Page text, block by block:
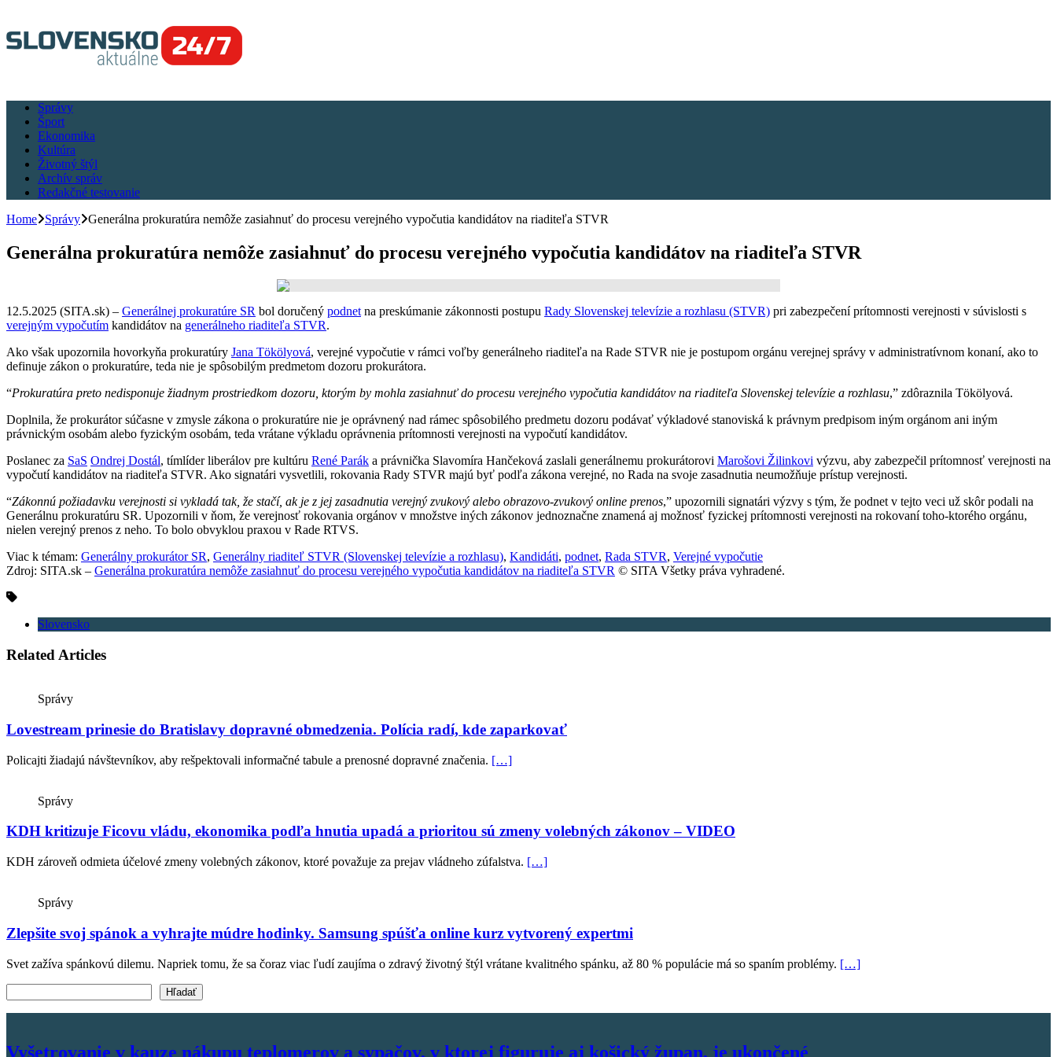
Správy
Šport
Ekonomika
Kultúra
Životný štýl
Archív správ
Redakčné testovanie
Home
Správy Generálna prokuratúra nemôže zasiahnuť do procesu verejného vypočutia kandidátov na riaditeľa STVR
Generálna prokuratúra nemôže zasiahnuť do procesu verejného vypočutia kandidátov na riaditeľa STVR
12.5.2025 (SITA.sk) – Generálnej prokuratúre SR bol doručený podnet na preskúmanie zákonnosti postupu Rady Slovenskej televízie a rozhlasu (STVR) pri zabezpečení prítomnosti verejnosti v súvislosti s
verejným vypočutím kandidátov na generálneho riaditeľa STVR.
Ako však upozornila hovorkyňa prokuratúry Jana Tökölyová, verejné vypočutie v rámci voľby generálneho riaditeľa na Rade STVR nie je postupom orgánu verejnej správy v administratívnom konaní, ako to
definuje zákon o prokuratúre, teda nie je spôsobilým predmetom dozoru prokurátora.
“Prokuratúra preto nedisponuje žiadnym prostriedkom dozoru, ktorým by mohla zasiahnuť do procesu verejného vypočutia kandidátov na riaditeľa Slovenskej televízie a rozhlasu,” zdôraznila Tökölyová.
Doplnila, že prokurátor súčasne v zmysle zákona o prokuratúre nie je oprávnený nad rámec spôsobilého predmetu dozoru podávať výkladové stanoviská k právnym predpisom iným orgánom ani iným
právnickým osobám alebo fyzickým osobám, teda vrátane výkladu oprávnenia prítomnosti verejnosti na vypočutí kandidátov.
Poslanec za SaS Ondrej Dostál, tímlíder liberálov pre kultúru René Parák a právnička Slavomíra Hančeková zaslali generálnemu prokurátorovi Marošovi Žilinkovi výzvu, aby zabezpečil prítomnosť verejnosti na
vypočutí kandidátov na riaditeľa STVR. Ako signatári vysvetlili, rokovania Rady STVR majú byť podľa zákona verejné, no Rada na svoje zasadnutia neumožňuje prístup verejnosti.
“Zákonnú požiadavku verejnosti si vykladá tak, že stačí, ak je z jej zasadnutia verejný zvukový alebo obrazovo-zvukový online prenos,” upozornili signatári výzvy s tým, že podnet v tejto veci už skôr podali na
Generálnu prokuratúru SR. Upozornili v ňom, že verejnosť rokovania orgánov v množstve iných zákonov jednoznačne znamená aj možnosť fyzickej prítomnosti verejnosti na rokovaní toho-ktorého orgánu,
nielen verejný prenos z neho. To bolo obvyklou praxou v Rade RTVS.
Viac k témam: Generálny prokurátor SR, Generálny riaditeľ STVR (Slovenskej televízie a rozhlasu), Kandidáti, podnet, Rada STVR, Verejné vypočutie
Zdroj: SITA.sk – Generálna prokuratúra nemôže zasiahnuť do procesu verejného vypočutia kandidátov na riaditeľa STVR © SITA Všetky práva vyhradené.
Slovensko
Related Articles
Správy
Lovestream prinesie do Bratislavy dopravné obmedzenia. Polícia radí, kde zaparkovať
Policajti žiadajú návštevníkov, aby rešpektovali informačné tabule a prenosné dopravné značenia. […]
Správy
KDH kritizuje Ficovu vládu, ekonomika podľa hnutia upadá a prioritou sú zmeny volebných zákonov – VIDEO
KDH zároveň odmieta účelové zmeny volebných zákonov, ktoré považuje za prejav vládneho zúfalstva. […]
Správy
Zlepšite svoj spánok a vyhrajte múdre hodinky. Samsung spúšťa online kurz vytvorený expertmi
Svet zažíva spánkovú dilemu. Napriek tomu, že sa čoraz viac ľudí zaujíma o zdravý životný štýl vrátane kvalitného spánku, až 80 % populácie má so spaním problémy. […]
Hľadať
Vyšetrovanie v kauze nákupu teplomerov a sypačov, v ktorej figuruje aj košický župan, je ukončené